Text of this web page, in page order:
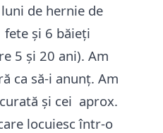
de hernie de
fete și 6 băieți
5 și 20 ani). Am
ca să-i anunț. Am
și cei aprox.
locuiesc într-o